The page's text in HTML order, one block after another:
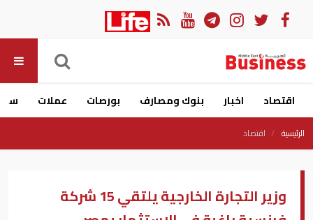
اقتصاد اخبار بنوك ومصارف بورصات عملات
الرئيسية اقتصاد
وزير التجارة الخارجية يلتقي 15 شركة